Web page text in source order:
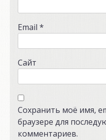
Email *
Сайт
Сохранить моё имя,
браузере для
комментариев.